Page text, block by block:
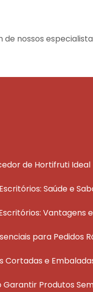
nossos
de Hortifruti
Saúde e
Vantagens
para Pedidos
Cortadas e
Garantir Produtos